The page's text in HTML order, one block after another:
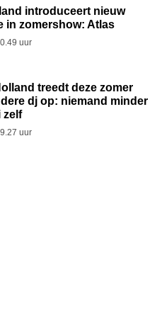
introduceert nieuw
in zomershow: Atlas
uur
treedt deze zomer
dj op: niemand minder
zelf
uur